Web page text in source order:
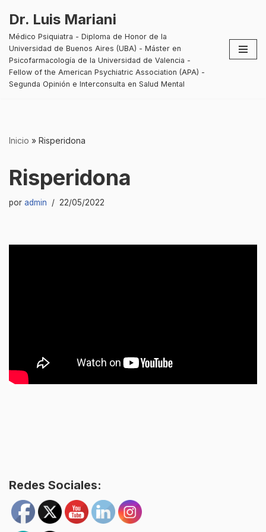
Saltar
al
contenido
Dr. Luis Mariani
Médico Psiquiatra - Diploma de Honor de la
Universidad de Buenos Aires (UBA) - Máster en
Psicofarmacología de la Universidad de Valencia -
Fellow of the American Psychiatric Association (APA) -
Segunda Opinión e Interconsulta en Salud Mental
Inicio » Risperidona
Risperidona
por admin 22/05/2022
Redes Sociales: